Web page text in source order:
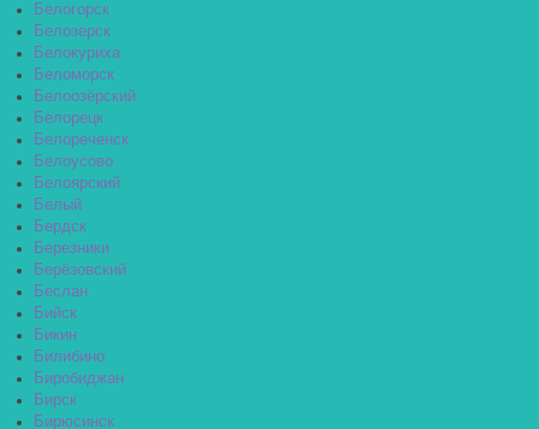
Белогорск
Белозерск
Белокуриха
Беломорск
Белоозёрский
Белорецк
Белореченск
Белоусово
Белоярский
Белый
Бердск
Березники
Берёзовский
Беслан
Бийск
Бикин
Билибино
Биробиджан
Бирск
Бирюсинск